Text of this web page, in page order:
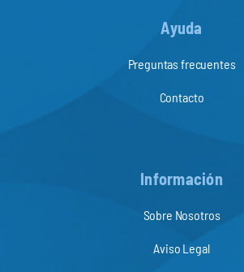
Ayuda
Preguntas frecuentes
Contacto
Información
Sobre Nosotros
Aviso Legal